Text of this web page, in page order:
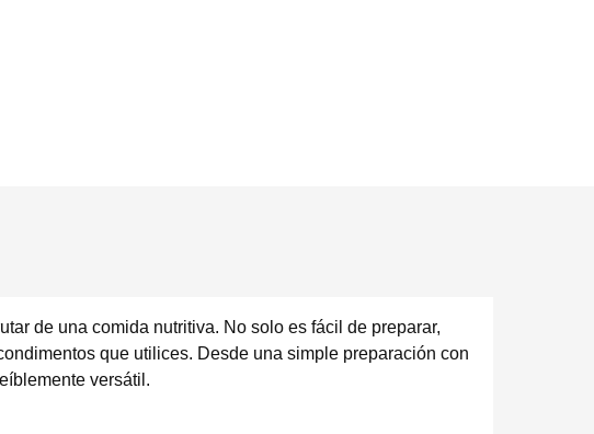
de una comida nutritiva. No solo es fácil de preparar,
que utilices. Desde una simple preparación con
versátil.